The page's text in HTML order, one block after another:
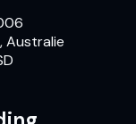
Australie